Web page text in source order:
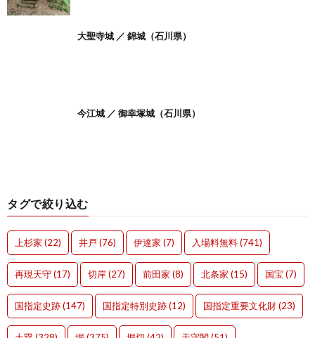
大聖寺城 ／ 錦城（石川県）
今江城 ／ 御幸塚城（石川県）
タグで絞り込む
上杉家 (22) 井戸 (76) 伊達家 (7) 入場料無料(741)
再現天守(17) 切岸(27) 前田家 (8) 北条家 (15) 国宝 (7)
国指定史跡(147) 国指定特別史跡(12) 国指定重要文化財(23)